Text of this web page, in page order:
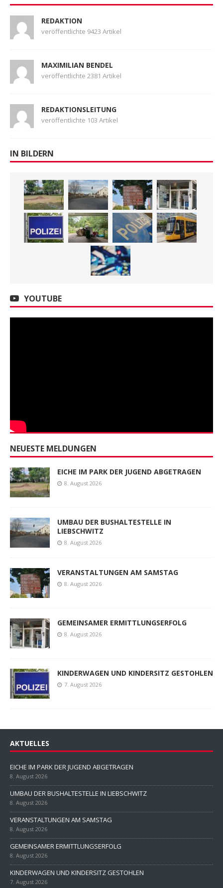
REDAKTION
veröffentlichte 9423 Artikel
MAXIMILIAN BENDEL
veröffentlichte 2381 Artikel
REDAKTIONSLEITUNG
veröffentlichte 103 Artikel
IN BILDERN
YOUTUBE
NEUESTE MELDUNGEN
EICHE IM PARK DER JUGEND ABGETRAGEN
8. August 2026
UMBAU DER BUSHALTESTELLE IN
LIEBSCHWITZ
8. August 2026
VERANSTALTUNGEN AM SAMSTAG
8. August 2026
GEMEINSAMER ERMITTLUNGSERFOLG
8. August 2026
KINDERWAGEN UND KINDERSITZ GESTOHLEN
7. August 2026
AKTUELLES
EICHE IM PARK DER JUGEND ABGETRAGEN
8. August 2026
UMBAU DER BUSHALTESTELLE IN LIEBSCHWITZ
8. August 2026
VERANSTALTUNGEN AM SAMSTAG
8. August 2026
GEMEINSAMER ERMITTLUNGSERFOLG
8. August 2026
KINDERWAGEN UND KINDERSITZ GESTOHLEN
7. August 2026